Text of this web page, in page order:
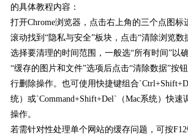
的具体教程内容：
打开Chrome浏览器，点击右上角的三个点图标
滚动找到“隐私与安全”板块，点击“清除浏览数
选择要清理的时间范围，一般选“所有时间”以
“缓存的图片和文件”选项后点击“清除数据”按
行删除操作。也可使用快捷键组合
统）或`Command+Shift+Del`（Mac系统）快速
操作。
若需针对性处理单个网站的缓存问题，可按